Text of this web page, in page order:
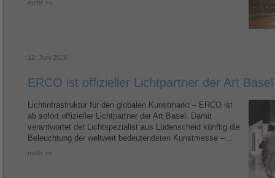
mehr >>
12. Juni 2026
ERCO ist offizieller Lichtpartner der Art Basel
Lichtinfrastruktur für den globalen Kunstmarkt – ERCO ist
ab sofort offizieller Lichtpartner der Art Basel. Damit
verantwortet der Lichtspezialist aus Lüdenscheid künftig die
Beleuchtung der weltweit bedeutendsten Kunstmesse –...
mehr >>